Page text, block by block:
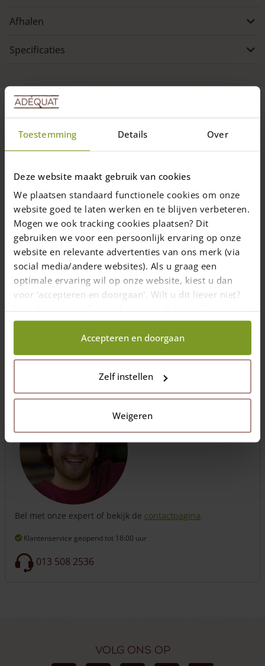
Toestemming Details Over
Deze website maakt gebruik van cookies
We plaatsen standaard functionele cookies om onze
website goed te laten werken en te blijven verbeteren.
Mogen we ook tracking cookies plaatsen? Dit
gebruiken we voor een persoonlijk ervaring op onze
website en relevante advertenties van ons merk (via
social media/andere websites). Als u graag een
optimale ervaring wil op onze website, kiest u dan
voor ‘accepteren en doorgaan'. Wilt u dit liever niet?
Kies dan voor ‘zelf instellen’ en geef aan welke cookies
wij wel mogen verzamelen.
Accepteren en doorgaan
Zelf instellen
Weigeren
Afhalen
Specificaties
Topkwaliteit hout
Met zorg geleverd
9.7 4432 reviews
Compleet hekwerk nodig?
Stel hier eenvoudig en vrijblijvend een compleet hekwerk
samen met poort(en) en palen.
Stel uw hekwerk samen
Bel met onze expert of bekijk de contactpagina.
Klantenservice geopend tot 18:00 uur
013 508 2536
Volg ons op